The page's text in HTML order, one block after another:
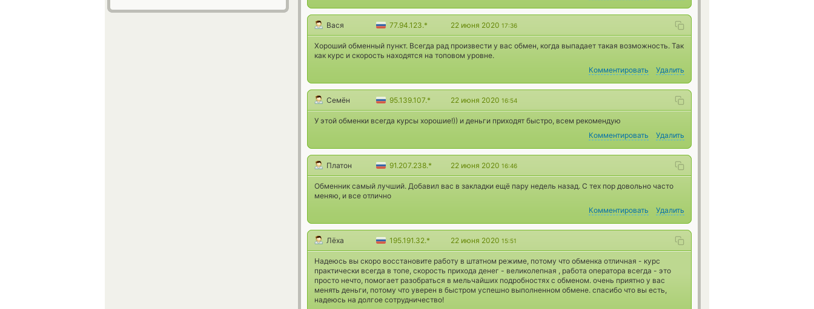
Вася 77.94.123.* 22 июня 2020 17:36
Хороший обменный пункт. Всегда рад произвести у вас обмен, когда выпадает такая возможность. Так
как курс и скорость находятся на топовом уровне.
Комментировать
Удалить
Семён 95.139.107.* 22 июня 2020 16:54
У этой обменки всегда курсы хорошие!)) и деньги приходят быстро, всем рекомендую
Комментировать
Удалить
Платон 91.207.238.* 22 июня 2020 16:46
Обменник самый лучший. Добавил вас в закладки ещё пару недель назад. С тех пор довольно часто
меняю, и все отлично
Комментировать
Удалить
Лёха 195.191.32.* 22 июня 2020 15:51
Надеюсь вы скоро восстановите работу в штатном режиме, потому что обменка отличная - курс
практически всегда в топе, скорость прихода денег - великолепная , работа оператора всегда - это
просто нечто, помогает разобраться в мельчайших подробностях с обменом. очень приятно у вас
менять деньги, потому что уверен в быстром успешно выполненном обмене. спасибо что вы есть,
надеюсь на долгое сотрудничество!